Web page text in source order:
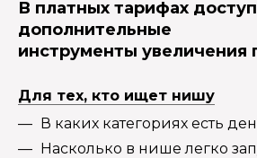
В платных тарифах
дополнительные
инструменты увеличения
Для тех, кто ищет нишу
В каких категориях есть
Насколько в нише легко